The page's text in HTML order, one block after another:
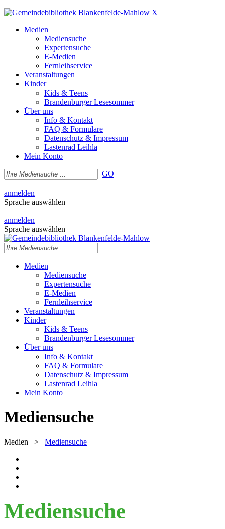
X
Medien
Mediensuche
Expertensuche
E-Medien
Fernleihservice
Veranstaltungen
Kinder
Kids & Teens
Brandenburger Lesesommer
Über uns
Info & Kontakt
FAQ & Formulare
Datenschutz & Impressum
Lastenrad Leihla
Mein Konto
GO
|
anmelden
Sprache auswählen
|
anmelden
Sprache auswählen
Medien
Mediensuche
Expertensuche
E-Medien
Fernleihservice
Veranstaltungen
Kinder
Kids & Teens
Brandenburger Lesesommer
Über uns
Info & Kontakt
FAQ & Formulare
Datenschutz & Impressum
Lastenrad Leihla
Mein Konto
Mediensuche
Medien > Mediensuche
Mediensuche